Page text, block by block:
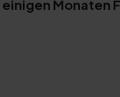
einigen Monaten